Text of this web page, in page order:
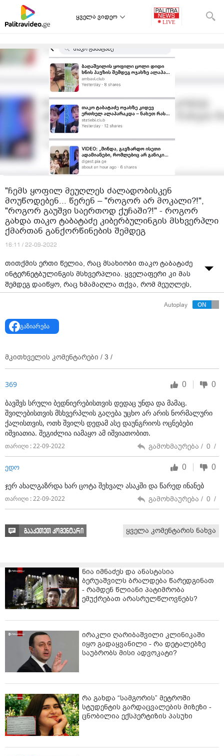
ყველა ვიდეო
"ჩემს ყოფილ მეუღლეს ძალადობისკენ
მოუწოდებენ... წერენ – "როგორ არ მოკალი?!",
"როგორ გაუშვი საერთოდ ქუჩაში?!" - როგორ
გახდა თაკო ტაბატაძე კიბერბულინგის მსხვერპლი
ქმართან განქორწინების შემდეგ
16:11 / 22-09-2022
თით­ქმის ერთი წე­ლია, რაც მსა­ხი­ო­ბი თაკო ტა­ბა­ტა­ძე
ინ­ტერ­ნეტ­ბუ­ლინ­გის მსხვერ­პლია. ყვე­ლა­ფე­რი კი მას
შემ­დეგ და­ი­წყო, რაც ხმა­მაღ­ლა თქვა, რომ მე­უღ­ლეს,
გია ბაღაშვილს და­შორ­და.
გახდა კიბერბულინგის მსხვერპლი.
Autoplay
გაზიარება
მკითხველის კომენტარები / 3 /
369 0 0
ბავშვს სრული ბედნიერებისთვის დედაც უნდა და მამაც.
შვილებისთვის მსხვერპლის გაღება უცხო არ არის ნორმალური
ქალისთვის, ოთხ შვილს დედამ ასე დაუნგრიოს ოცნებები
იშვიათია. შეგიძლია იამაყო ამ იშვიათობით.
თარიღი : 22-09-2022 გამოხმაურება / 0 /
ედო 0 0
ჯერ ახალგაზრდა ხარ ცოტა შეხვალ ასაკში და წარედ ინანებ
თარიღი : 22-09-2022 გამოხმაურება / 0 /
გააკეთეთ კომენტარი ყველა კომენტარის ნახვა
ნია იმნაძეს და ანასტასია
ბერუაშვილს ბრალდება წარედგინათ
- რამდენ წლიანი პატიმრობა
ემუქრებათ არასრულწლოვნებს?
ირაკლი ღარიბაშვილი კლინიკაში
იყო გადაყვანილი - რა დეტალებზე
საუბრობს მისი ადვოკატი?
რა გახდა “სამგორის” მეტროში
სტუდენტის გარდაცვალების მიზეზი -
ცნობილია ექსპერტიზის პასუხი